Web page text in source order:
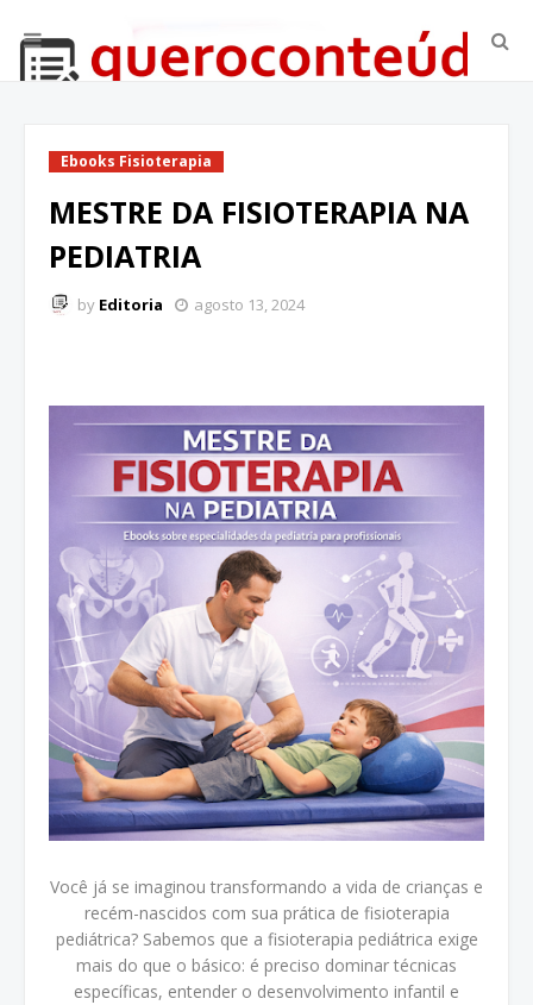
Ebooks Fisioterapia
MESTRE DA FISIOTERAPIA NA
PEDIATRIA
by Editoria agosto 13, 2024
Você já se imaginou transformando a vida de crianças e
recém-nascidos com sua prática de fisioterapia
pediátrica? Sabemos que a fisioterapia pediátrica exige
mais do que o básico: é preciso dominar técnicas
específicas, entender o desenvolvimento infantil e